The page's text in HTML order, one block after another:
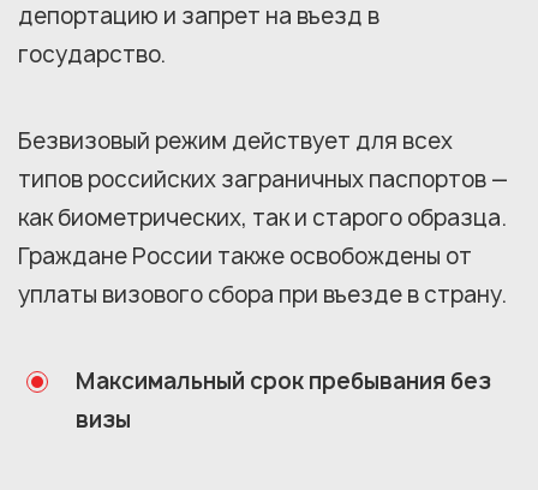
депортацию и запрет на въезд в
государство.
Безвизовый режим действует для всех
типов российских заграничных паспортов —
как биометрических, так и старого образца.
Граждане России также освобождены от
уплаты визового сбора при въезде в страну.
Максимальный срок пребывания без
визы